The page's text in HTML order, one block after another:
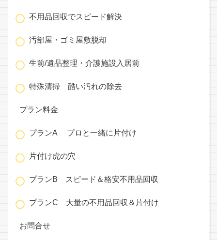
不用品回収でスピード解決
汚部屋・ゴミ屋敷脱却
生前/遺品整理・介護施設入居前
特殊清掃 酷い汚れの除去
プラン料金
プランA プロと一緒に片付け
片付け虎の穴
プランB スピード＆格安不用品回収
プランC 大量の不用品回収＆片付け
お問合せ